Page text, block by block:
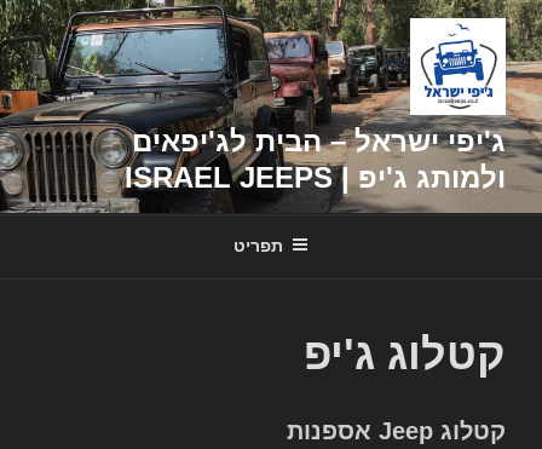
דילוג
לתוכן
ג'יפי ישראל – הבית לג'יפאים
ולמותג ג'יפ | ISRAEL JEEPS
תפריט
קטלוג ג'יפ
קטלוג Jeep אספנות